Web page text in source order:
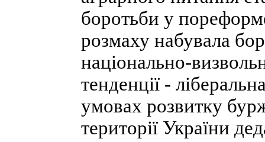
боротьби у
розмаху набувала
національно-
тенденції -
умовах розвитку
території України